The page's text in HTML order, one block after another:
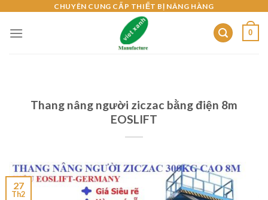
content
CHUYÊN CUNG CẤP THIẾT BỊ NÂNG HÀNG
0
Thang nâng người ziczac bằng điện 8m
EOSLIFT
27
Th2